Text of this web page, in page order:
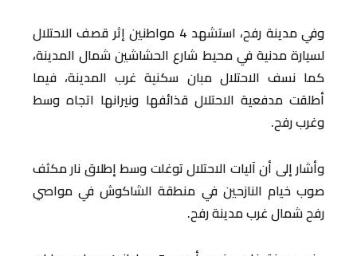
وفي مدينة رفح، استشهد 4 مواطنين إثر قصف الاحتلال
لسيارة مدنية في محيط شارع الحشاشين شمال المدينة،
كما نسف الاحتلال مبان سكنية غرب المدينة، فيما
أطلقت مدفعية الاحتلال قذائفها ونيرانها اتجاه وسط
وغرب رفح.
وأشار إلى أن آليات الاحتلال توغلت وسط إطلاق نار مكثف
صوب خيام النازحين في منطقة الشاكوش في مواصي
رفح شمال غرب مدينة رفح.